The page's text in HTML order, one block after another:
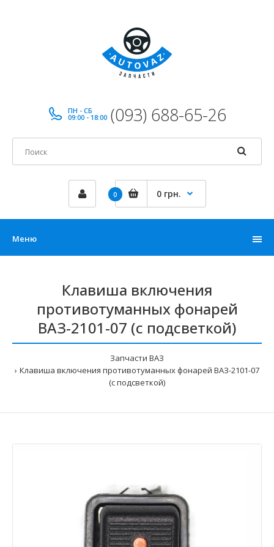
ПН - СБ
09:00 - 18:00 (093) 688-65-26
0 0 грн.
Меню
Клавиша включения
противотуманных фонарей
ВАЗ-2101-07 (с подсветкой)
Запчасти ВАЗ
Клавиша включения противотуманных фонарей ВАЗ-2101-07
(с подсветкой)